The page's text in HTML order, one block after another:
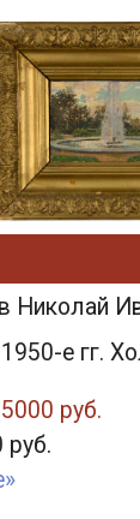
Николай
е гг.
руб.
руб.